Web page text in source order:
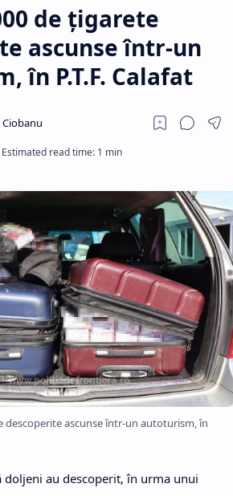
de țigarete
ascunse într-un
în P.T.F. Calafat
descoperite ascunse într-un autoturism, în
au descoperit, în urma unui